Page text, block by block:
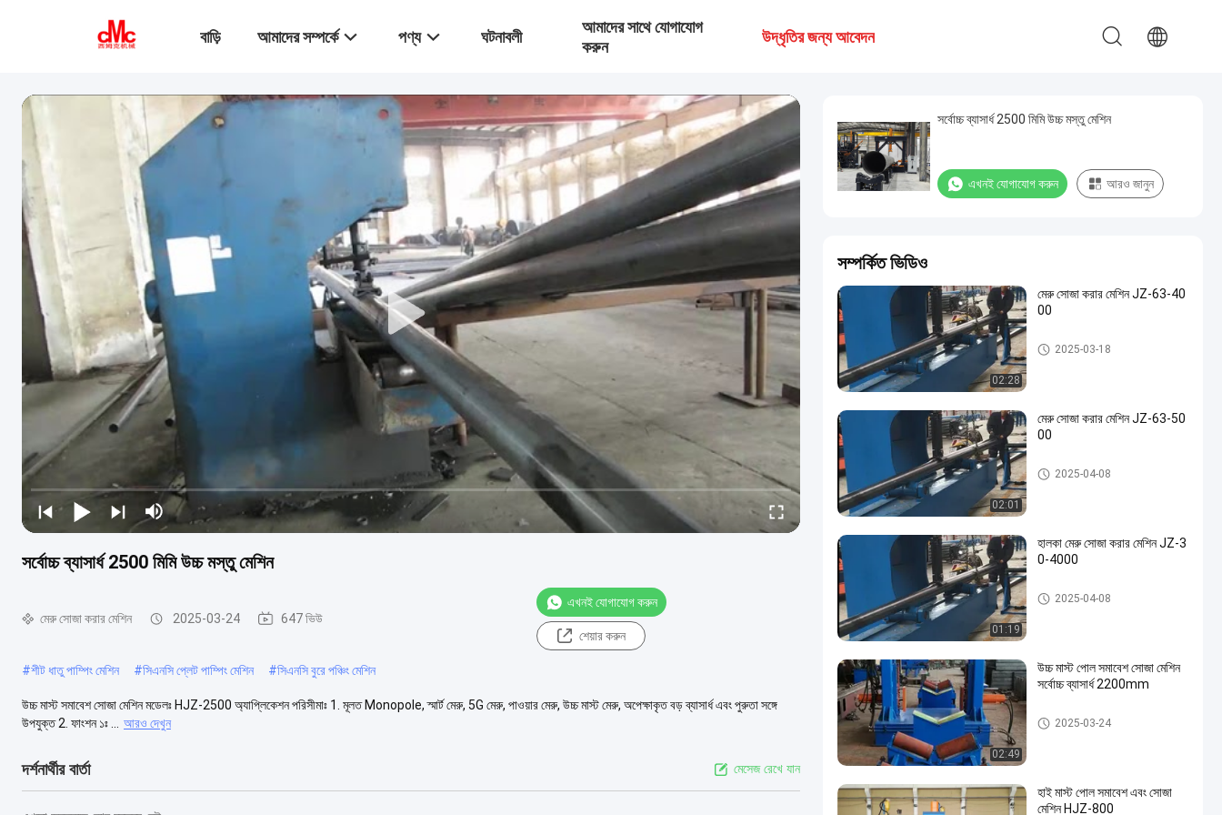
বাড়ি আমাদের সম্পর্কে পণ্য ঘটনাবলী
আমাদের সাথে যোগাযোগ
করুন
উদ্ধৃতির জন্য আবেদন
সর্বোচ্চ ব্যাসার্ধ 2500 মিমি উচ্চ মস্তু মেশিন
মেরু সোজা করার মেশিন 2025-03-24 647 ভিউ
এখনই যোগাযোগ করুন
শেয়ার করুন
#শীট ধাতু পাম্পিং মেশিন #সিএনসি প্লেট পাম্পিং মেশিন #সিএনসি বুরে পঞ্চিং মেশিন
উচ্চ মাস্ট সমাবেশ সোজা মেশিন মডেলঃ HJZ-2500 অ্যাপ্লিকেশন পরিসীমাঃ 1. মূলত Monopole, স্মার্ট মেরু, 5G মেরু, পাওয়ার মেরু, উচ্চ মাস্ট মেরু, অপেক্ষাকৃত বড় ব্যাসার্ধ এবং পুরুতা সঙ্গে
উপযুক্ত 2. ফাংশন ১ঃ ...
আরও দেখুন
দর্শনার্থীর বার্তা মেসেজ রেখে যান
সর্বোচ্চ ব্যাসার্ধ 2500 মিমি উচ্চ মস্তু মেশিন
এখনই যোগাযোগ করুন আরও জানুন
সম্পর্কিত ভিডিও
02:28
মেরু সোজা করার মেশিন JZ-63-40
00
মেরু সোজা করার মেশিন
2025-03-18
02:01
মেরু সোজা করার মেশিন JZ-63-50
00
মেরু সোজা করার মেশিন
2025-04-08
01:19
হালকা মেরু সোজা করার মেশিন JZ-3
0-4000
মেরু সোজা করার মেশিন
2025-04-08
02:49
উচ্চ মাস্ট পোল সমাবেশ সোজা মেশিন
সর্বোচ্চ ব্যাসার্ধ 2200mm
মেরু সোজা করার মেশিন
2025-03-24
হাই মাস্ট পোল সমাবেশ এবং সোজা
মেশিন HJZ-800